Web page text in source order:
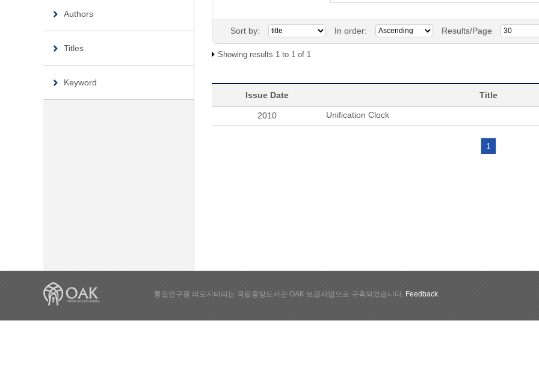
Authors
Titles
Keyword
Sort by: In order: Results/Page
Showing results 1 to 1 of 1
Issue Date Title
2010 Unification Clock
1
통일연구원 리포지터리는 국립중앙도서관 OAK 보급사업으로 구축되었습니다. Feedback